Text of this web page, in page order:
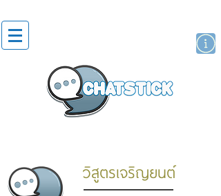
วิสูตรเจริญยนต์